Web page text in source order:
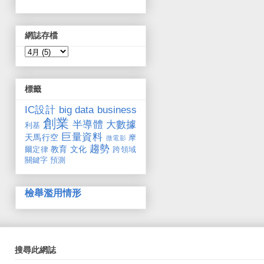
網誌存檔
標籤
IC設計 big data business
利基 創業 半導體 大數據
天馬行空 巨量資料 微電影 摩
爾定律 教育 文化 趨勢 跨領域
關鍵字 預測
檢舉濫用情形
搜尋此網誌